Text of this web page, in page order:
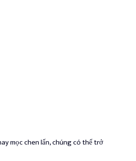
mọc chen lấn, chúng có thể trở